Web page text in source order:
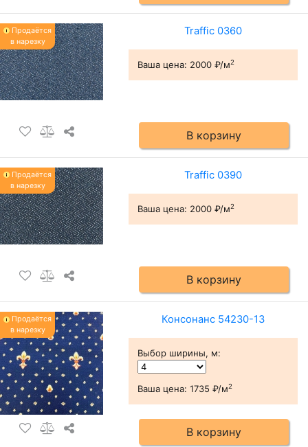
Продаётся
в нарезку
Traffic 0360
Ваша цена: 2000 ₽/м2
В корзину
Продаётся
в нарезку
Traffic 0390
Ваша цена: 2000 ₽/м2
В корзину
Продаётся
в нарезку
Консонанс 54230-13
Выбор ширины, м:
Ваша цена: 1735 ₽/м2
В корзину